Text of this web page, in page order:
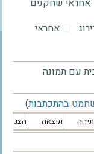
אחראי שחקנים
אחראי
עם תמונה
בהתכתבות)
תוצאה הצג